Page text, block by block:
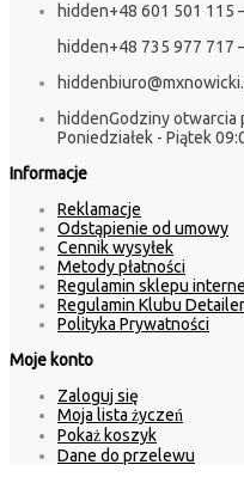
hidden+48 601 501 115
hidden+48 735 977 717
hidden
hiddenGodziny otwarcia
Poniedziałek - Piątek
Informacje
Reklamacje
Odstąpienie od umowy
Cennik wysyłek
Metody płatności
Regulamin sklepu
Regulamin Klubu
Polityka Prywatności
Moje konto
Zaloguj się
Moja lista życzeń
Pokaż koszyk
Dane do przelewu